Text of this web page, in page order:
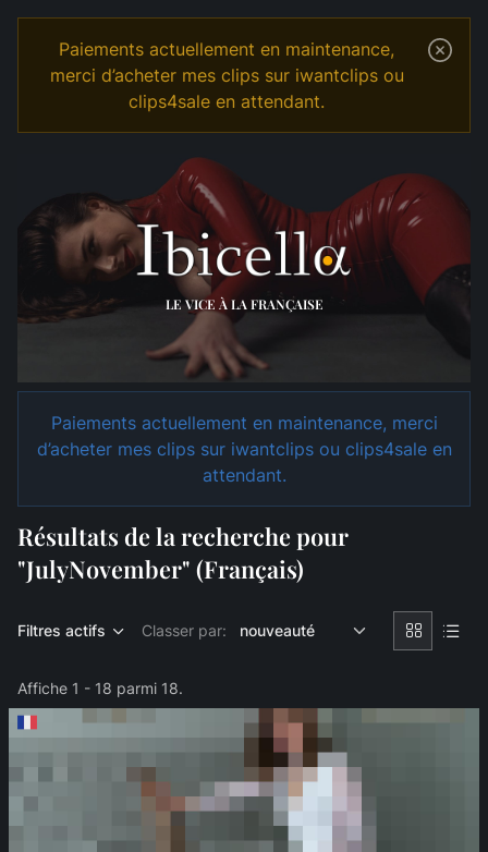
Paiements actuellement en maintenance,
merci d’acheter mes clips sur iwantclips ou
clips4sale en attendant.
LE VICE À LA FRANÇAISE
Paiements actuellement en maintenance, merci
d’acheter mes clips sur iwantclips ou clips4sale en
attendant.
Résultats de la recherche pour
"JulyNovember" (Français)
Filtres actifs Classer par:
Affiche 1 - 18 parmi 18.